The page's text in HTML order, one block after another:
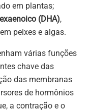
em plantas;
(DHA),
peixes e algas.
várias funções
chave das
das membranas
de hormônios
a contração e o